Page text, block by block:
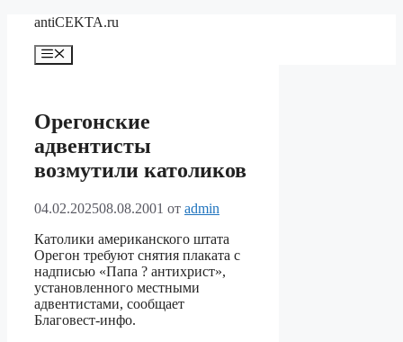
Перейти
содержимому
antiCEKTA.ru
Меню
Орегонские
адвентисты
возмутили католиков
04.02.202508.08.2001 от admin
Католики американского штата
Орегон требуют снятия плаката с
надписью «Папа ? антихрист»,
установленного местными
адвентистами, сообщает
Благовест-инфо.